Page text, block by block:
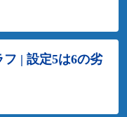
| 設定5は6の劣